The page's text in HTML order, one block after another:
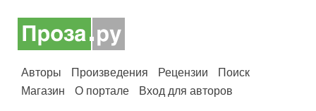
Авторы Произведения Рецензии
Поиск
Магазин
О портале Вход для авторов